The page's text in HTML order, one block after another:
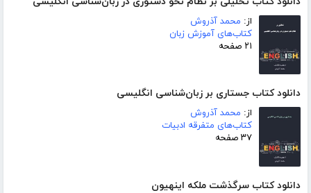
از: محمد آذروش
کتاب‌های آموزش زبان
۲۱ صفحه
دانلود کتاب جستاری بر زبان‌شناسی انگلیسی
از: محمد آذروش
کتاب‌های متفرقه ادبیات
۳۷ صفحه
دانلود کتاب سرگذشت ملکه اینهیون